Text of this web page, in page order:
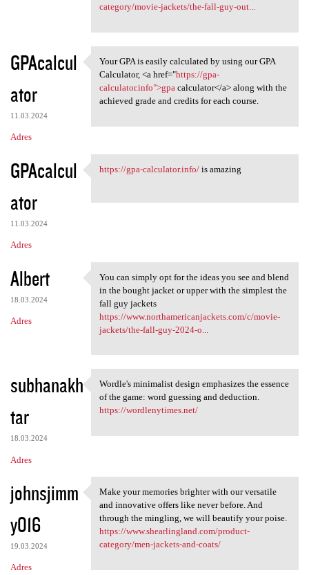
category/movie-jackets/the-fall-guy-out...
GPAcalcul
ator
11.03.2024
Adres
Your GPA is easily calculated
Your GPA is easily calculated by using our GPA
Calculator, <a href="https://gpa-
calculator.info">gpacalculator</a> along with the
achieved grade and credits for each course.
GPAcalcul
ator
11.03.2024
Adres
https://gpa-calculator.info/
https://gpa-calculator.info/is amazing
Albert
18.03.2024
Adres
You can simply opt for the
You can simply opt for the ideas you see and blend
in the bought jacket or upper with the simplest the
fall guy jackets
https://www.northamericanjackets.com/c/movie-
jackets/the-fall-guy-2024-o...
subhanakh
tar
18.03.2024
Adres
Wordle's minimalist design
Wordle's minimalist design emphasizes the essence
of the game: word guessing and deduction.
https://wordlenytimes.net/
johnsjimm
y016
19.03.2024
Adres
Make your memories brighter
Make your memories brighter with our versatile
and innovative offers like never before. And
through the mingling, we will beautify your poise.
https://www.shearlingland.com/product-
category/men-jackets-and-coats/